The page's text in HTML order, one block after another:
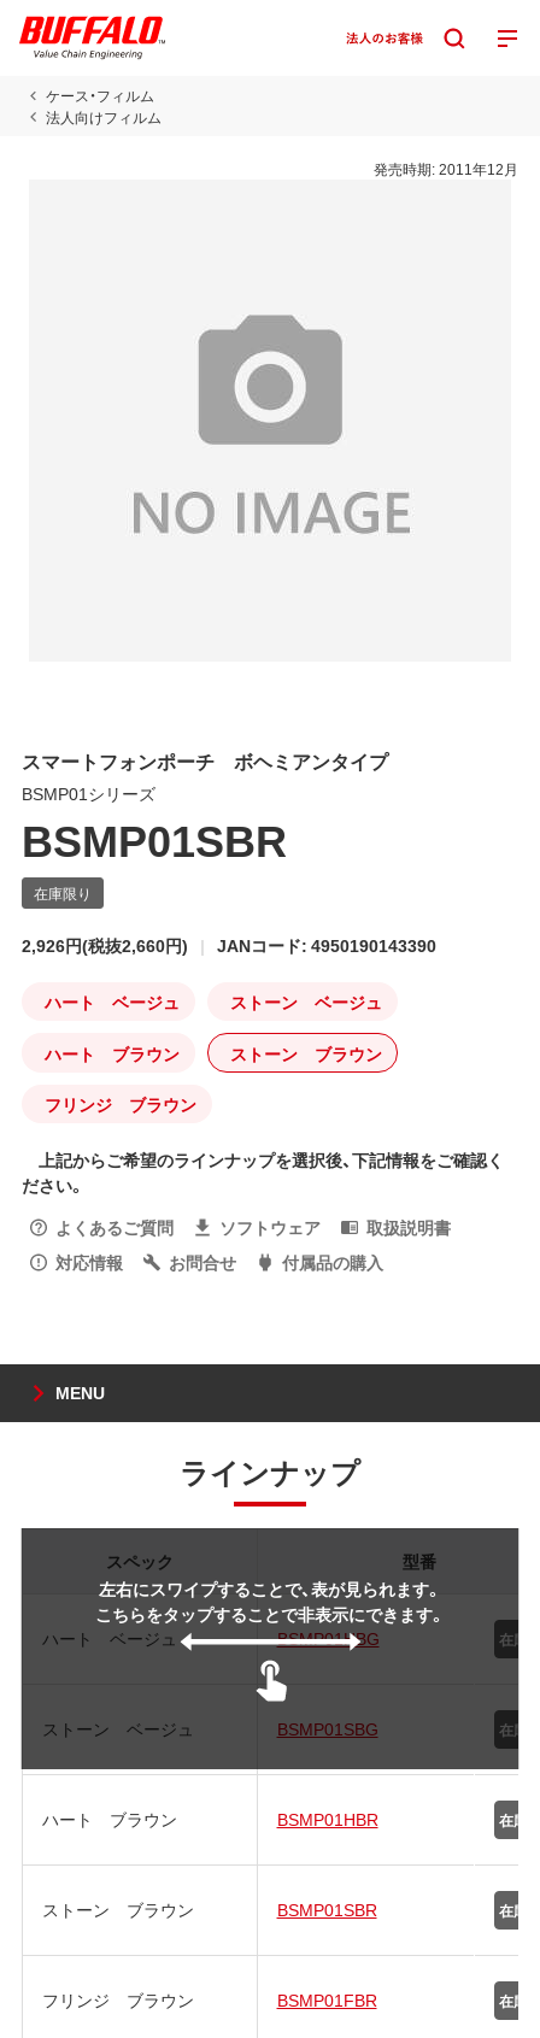
ケース・フィルム
法人向けフィルム
発売時期:2011年12月
スマートフォンポーチ ボヘミアンタイプ
BSMP01シリーズ
BSMP01SBR
2,926円(税抜2,660円) JANコード: 4950190143390
ハート ベージュ ストーン ベージュ
ハート ブラウン ストーン ブラウン
フリンジ ブラウン
上記からご希望のラインナップを選択後、下記情報をご確認く
ださい。
よくあるご質問
ソフトウェア
取扱説明書
対応情報
お問合せ 付属品の購入
MENU
ラインナップ
左右にスワイプすることで、表が見られます。
こちらをタップすることで非表示にできます。
スペック 型番
ハート ベージュ BSMP01HBG
ストーン ベージュ BSMP01SBG
ハート ブラウン BSMP01HBR
ストーン ブラウン BSMP01SBR
フリンジ ブラウン BSMP01FBR